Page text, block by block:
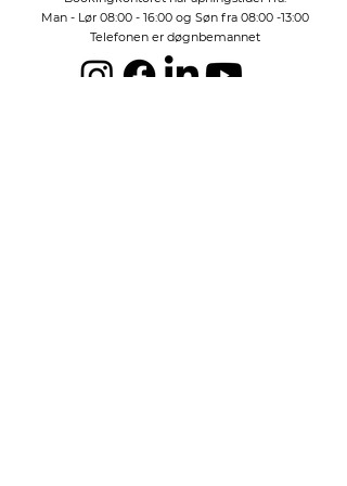
Man - Lør 08:00 - 16:00 og Søn fra 08:00 -13:00
Telefonen er døgnbemannet